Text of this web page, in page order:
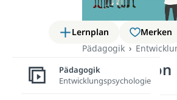
Lernplan Merken
Pädagogik
Sozialisation
Pädagogik
Entwicklungspsychologie